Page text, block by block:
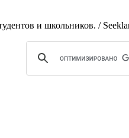
и школьников. /